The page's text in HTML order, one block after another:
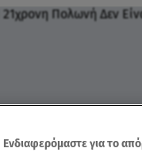
Ενδιαφερόμαστε για το